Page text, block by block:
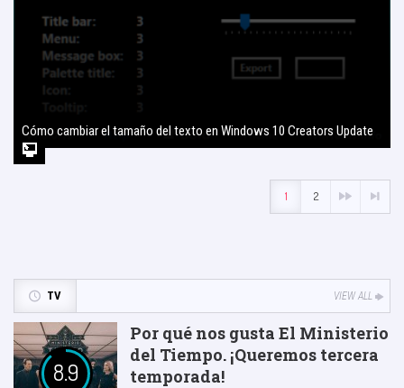
Cómo cambiar el tamaño del texto en Windows 10 Creators Update
1 2
TV VIEW ALL
8.9
Por qué nos gusta El Ministerio
del Tiempo. ¡Queremos tercera
temporada!